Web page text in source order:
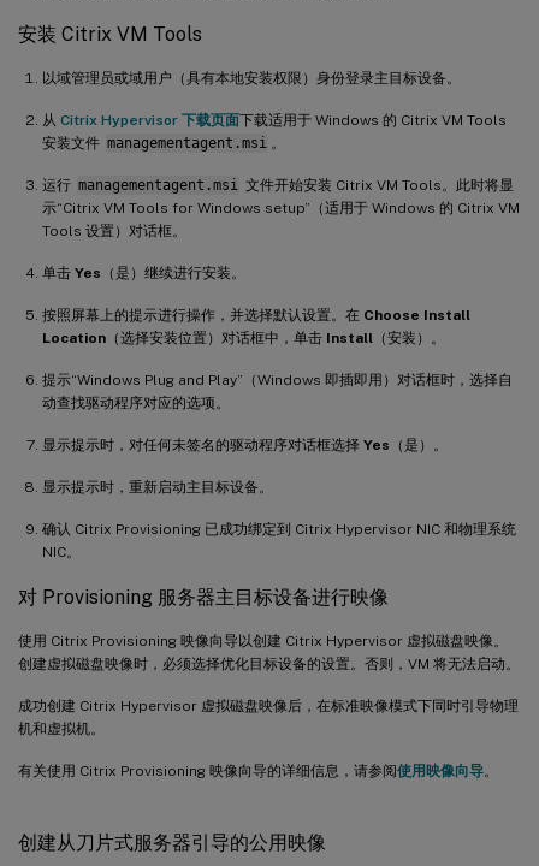
安装 Citrix VM Tools
以域管理员或域用户（具有本地安装权限）身份登录主目标设备。
从 Citrix Hypervisor 下载页面下载适用于 Windows 的 Citrix VM Tools
安装文件 managementagent.msi 。
运行 managementagent.msi 文件开始安装 Citrix VM Tools。此时将显
示“Citrix VM Tools for Windows setup”（适用于 Windows 的 Citrix VM
Tools 设置）对话框。
单击 Yes （是）继续进行安装。
按照屏幕上的提示进行操作，并选择默认设置。在 Choose Install
Location （选择安装位置）对话框中，单击 Install （安装）。
提示“Windows Plug and Play”（Windows 即插即用）对话框时，选择自
动查找驱动程序对应的选项。
显示提示时，对任何未签名的驱动程序对话框选择 Yes （是）。
显示提示时，重新启动主目标设备。
确认 Citrix Provisioning 已成功绑定到 Citrix Hypervisor NIC 和物理系统
NIC。
对 Provisioning 服务器主目标设备进行映像
使用 Citrix Provisioning 映像向导以创建 Citrix Hypervisor 虚拟磁盘映像。
创建虚拟磁盘映像时，必须选择优化目标设备的设置。否则，VM 将无法启动。
成功创建 Citrix Hypervisor 虚拟磁盘映像后，在标准映像模式下同时引导物理
机和虚拟机。
有关使用 Citrix Provisioning 映像向导的详细信息，请参阅使用映像向导。
创建从刀片式服务器引导的公用映像